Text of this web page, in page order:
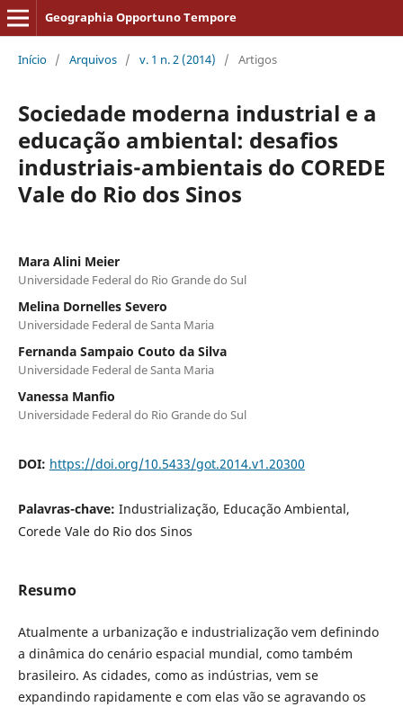
Geographia Opportuno Tempore
Início / Arquivos / v. 1 n. 2 (2014) / Artigos
Sociedade moderna industrial e a
educação ambiental: desafios
industriais-ambientais do COREDE
Vale do Rio dos Sinos
Mara Alini Meier
Universidade Federal do Rio Grande do Sul
Melina Dornelles Severo
Universidade Federal de Santa Maria
Fernanda Sampaio Couto da Silva
Universidade Federal de Santa Maria
Vanessa Manfio
Universidade Federal do Rio Grande do Sul
DOI: https://doi.org/10.5433/got.2014.v1.20300
Palavras-chave: Industrialização, Educação Ambiental,
Corede Vale do Rio dos Sinos
Resumo
Atualmente a urbanização e industrialização vem definindo
a dinâmica do cenário espacial mundial, como também
brasileiro. As cidades, como as indústrias, vem se
expandindo rapidamente e com elas vão se agravando os